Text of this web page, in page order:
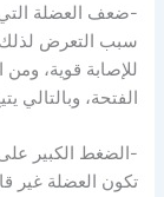
-ضعف العضلة
سبب التعرض لذلك
للإصابة قوية،
الفتحة، وبالتالي
-الضغط الكبير
تكون العضلة غير